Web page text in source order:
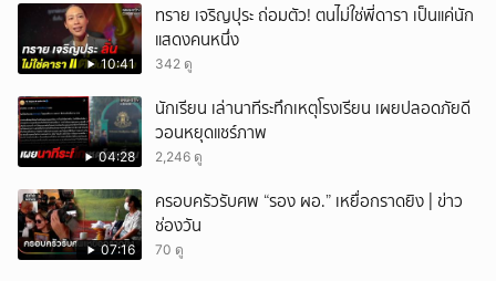
10:41
ทราย เจริญปุระ ถ่อมตัว! ตนไม่ใช่พี่ดารา เป็นแค่นัก
แสดงคนหนึ่ง
342 ดู
04:28
นักเรียน เล่านาทีระทึกเหตุโรงเรียน เผยปลอดภัยดี
วอนหยุดแชร์ภาพ
2,246 ดู
07:16
ครอบครัวรับศพ “รอง ผอ.” เหยื่อกราดยิง | ข่าว
ช่องวัน
70 ดู